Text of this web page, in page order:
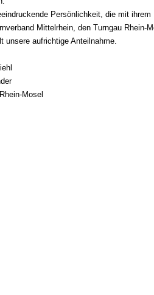
Persönlichkeit, die mit
Mittelrhein, den Turngau Rhein-
unsere aufrichtige Anteilnahme.
Mosel